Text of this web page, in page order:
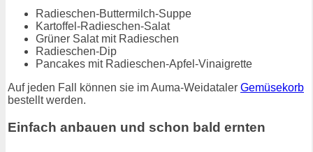
Radieschen-Buttermilch-Suppe
Kartoffel-Radieschen-Salat
Grüner Salat mit Radieschen
Radieschen-Dip
Pancakes mit Radieschen-Apfel-Vinaigrette
Auf jeden Fall können sie im Auma-Weidataler Gemüsekorb
bestellt werden.
Einfach anbauen und schon bald ernten